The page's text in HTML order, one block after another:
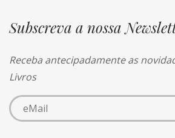
Subscreva a nossa
Receba antecipadamente as
Livros